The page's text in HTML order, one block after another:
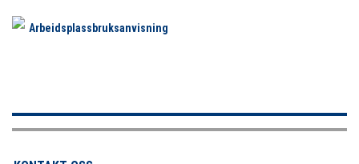
Arbeidsplassbruksanvisning